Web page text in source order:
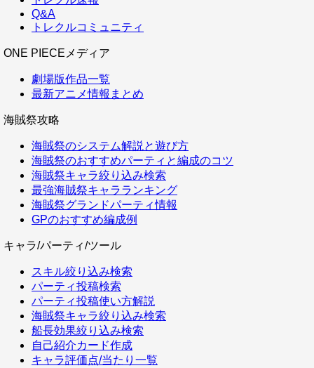
Q&A
トレクルコミュニティ
ONE PIECEメディア
劇場版作品一覧
最新アニメ情報まとめ
海賊祭攻略
海賊祭のシステム解説と遊び方
海賊祭のおすすめパーティと編成のコツ
海賊祭キャラ絞り込み検索
最強海賊祭キャラランキング
海賊祭グランドパーティ情報
GPのおすすめ編成例
キャラ/パーティ/ツール
スキル絞り込み検索
パーティ投稿検索
パーティ投稿使い方解説
海賊祭キャラ絞り込み検索
船長効果絞り込み検索
自己紹介カード作成
キャラ評価点/当たり一覧